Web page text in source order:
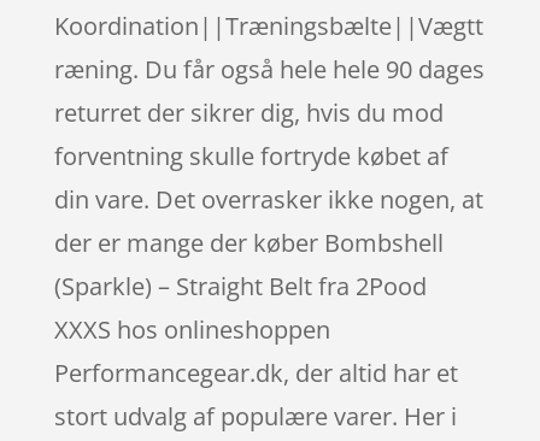
Koordination||Træningsbælte||Vægtt
ræning. Du får også hele hele 90 dages
returret der sikrer dig, hvis du mod
forventning skulle fortryde købet af
din vare. Det overrasker ikke nogen, at
der er mange der køber Bombshell
(Sparkle) – Straight Belt fra 2Pood
XXXS hos onlineshoppen
Performancegear.dk, der altid har et
stort udvalg af populære varer. Her i